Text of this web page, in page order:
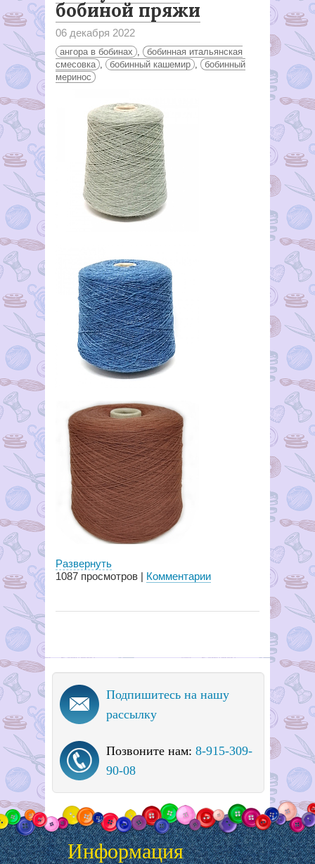
бобиной пряжи
06 декабря 2022
ангора в бобинах
бобинная итальянская
смесовка
бобинный кашемир
бобинный
меринос
Развернуть
1087 просмотров | Комментарии
Подпишитесь на нашу
рассылку
Позвоните нам: 8-915-309-
90-08
Информация